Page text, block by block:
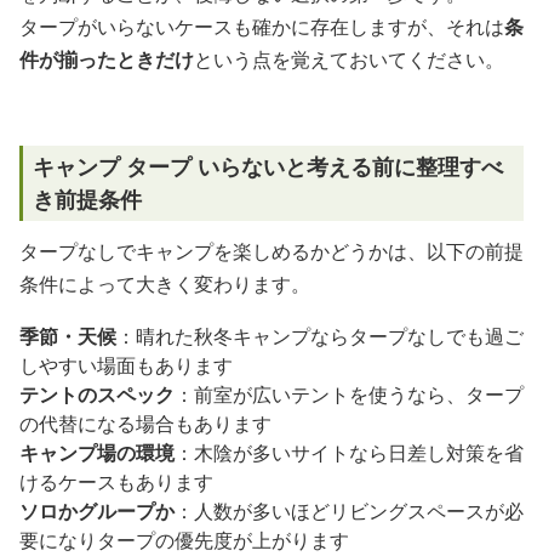
タープがいらないケースも確かに存在しますが、それは条
件が揃ったときだけという点を覚えておいてください。
キャンプ タープ いらないと考える前に整理すべ
き前提条件
タープなしでキャンプを楽しめるかどうかは、以下の前提
条件によって大きく変わります。
季節・天候 ：晴れた秋冬キャンプならタープなしでも過ご
しやすい場面もあります
テントのスペック ：前室が広いテントを使うなら、タープ
の代替になる場合もあります
キャンプ場の環境：木陰が多いサイトなら日差し対策を省
けるケースもあります
ソロかグループか：人数が多いほどリビングスペースが必
要になりタープの優先度が上がります